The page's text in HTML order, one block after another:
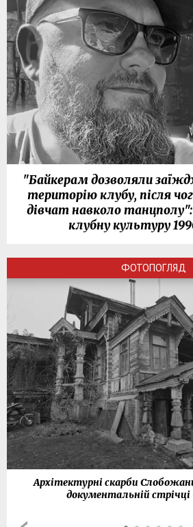
"Байкерам дозволяли
територію клубу, після
дівчат навколо
клубну культуру
ФОТОПОГЛЯД
Архітектурні скарби
документальній